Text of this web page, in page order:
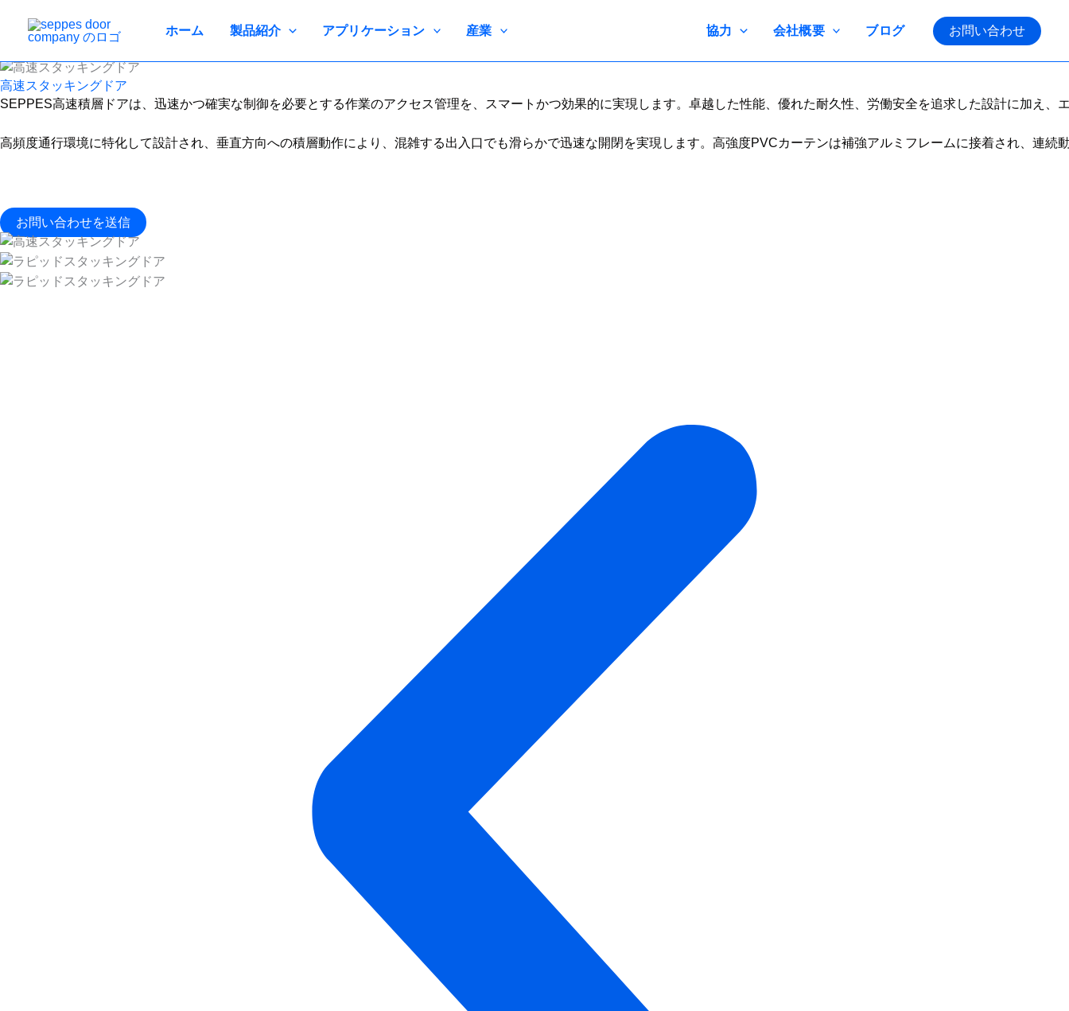
ン
ツ
へ
キ
ホーム 製品紹介 アプリケーション 産業 協力 会社概要 ブログ お問い合わせ
高速スタッキングドア
SEPPES高速積層ドアは、迅速かつ確実な制御を必要とする作業のアクセス管理を、スマートかつ効果的に実現します。卓越した性能、優れた耐久性、労働安全を追求した設計に加え、
高頻度通行環境に特化して設計され、垂直方向への積層動作により、混雑する出入口でも滑らかで迅速な開閉を実現します。高強度PVCカーテンは補強アルミフレームに接着され、
お問い合わせを送信